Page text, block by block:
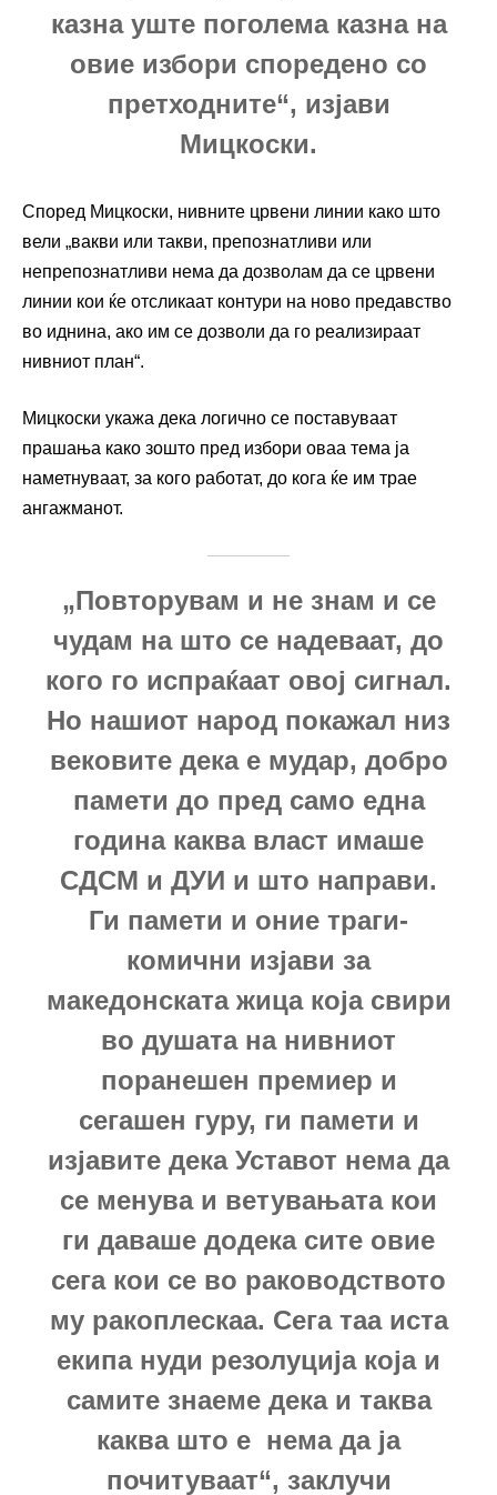
казна уште поголема казна на
овие избори споредено со
претходните“, изјави
Мицкоски.
Според Мицкоски, нивните црвени линии како што
вели „вакви или такви, препознатливи или
непрепознатливи нема да дозволам да се црвени
линии кои ќе отсликаат контури на ново предавство
во иднина, ако им се дозволи да го реализираат
нивниот план“.
Мицкоски укажа дека логично се поставуваат
прашања како зошто пред избори оваа тема ја
наметнуваат, за кого работат, до кога ќе им трае
ангажманот.
„Повторувам и не знам и се
чудам на што се надеваат, до
кого го испраќаат овој сигнал.
Но нашиот народ покажал низ
вековите дека е мудар, добро
памети до пред само една
година каква власт имаше
СДСМ и ДУИ и што направи.
Ги памети и оние траги-
комични изјави за
македонската жица која свири
во душата на нивниот
поранешен премиер и
сегашен гуру, ги памети и
изјавите дека Уставот нема да
се менува и ветувањата кои
ги даваше додека сите овие
сега кои се во раководството
му ракоплескаа. Сега таа иста
екипа нуди резолуција која и
самите знаеме дека и таква
каква што е нема да ја
почитуваат“, заклучи